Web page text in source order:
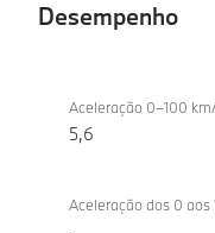
Desempenho
iX2
xDrive30
Aceleração 0–100
5,6
Aceleração dos 0 aos